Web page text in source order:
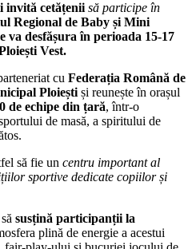
invită cetățenii să participe în
Regional de Baby și Mini
va desfășura în perioada 15-17
Vest.
cu Federația Română de
Ploieștiși reunește în orașul
de echipe din țară, într-o
de masă, a spiritului de
să fie un centru important al
sportive dedicate copiilor și
susțină participanții la
plină de energie a acestui